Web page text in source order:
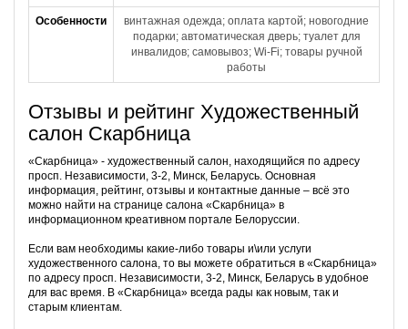
Особенности
винтажная одежда; оплата картой; новогодние
подарки; автоматическая дверь; туалет для
инвалидов; самовывоз; Wi-Fi; товары ручной
работы
Отзывы и рейтинг Художественный
салон Скарбница
«Скарбница» - художественный салон, находящийся по адресу
просп. Независимости, 3-2, Минск, Беларусь. Основная
информация, рейтинг, отзывы и контактные данные – всё это
можно найти на странице салона «Скарбница» в
информационном креативном портале Белоруссии.
Если вам необходимы какие-либо товары и\или услуги
художественного салона, то вы можете обратиться в «Скарбница»
по адресу просп. Независимости, 3-2, Минск, Беларусь в удобное
для вас время. В «Скарбница» всегда рады как новым, так и
старым клиентам.